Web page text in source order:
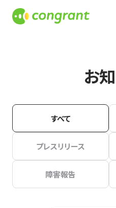
お
すべて
プレスリリース
障害報告